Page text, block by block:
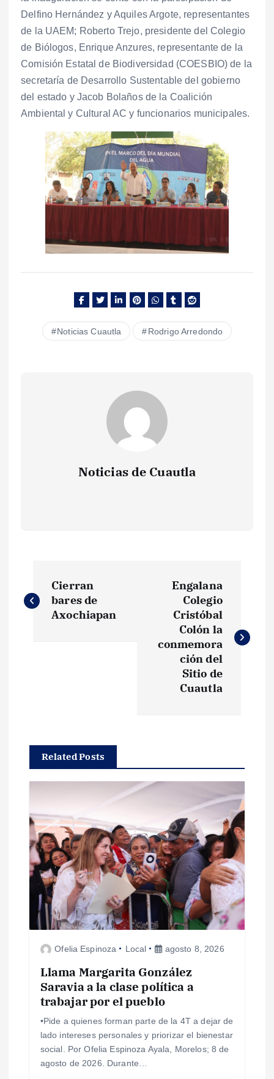
Delfino Hernández y Aquiles Argote, representantes
de la UAEM; Roberto Trejo, presidente del Colegio
de Biólogos, Enrique Anzures, representante de la
Comisión Estatal de Biodiversidad (COESBIO) de la
secretaría de Desarrollo Sustentable del gobierno
del estado y Jacob Bolaños de la Coalición
Ambiental y Cultural AC y funcionarios municipales.
Noticias Cuautla Rodrigo Arredondo
Noticias de Cuautla
a
ó
n
d
e
Cierran
bares de
Axochiapan
Engalana
Colegio
Cristóbal
Colón la
conmemora
ción del
Sitio de
Cuautla
Related Posts
Ofelia Espinoza Local agosto 8, 2026
Llama Margarita González
Saravia a la clase política a
trabajar por el pueblo
•Pide a quienes forman parte de la 4T a dejar de
lado intereses personales y priorizar el bienestar
social. Por Ofelia Espinoza Ayala, Morelos; 8 de
agosto de 2026. Durante…